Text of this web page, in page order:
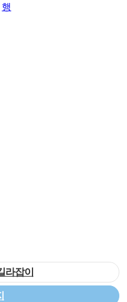
행
라잡이